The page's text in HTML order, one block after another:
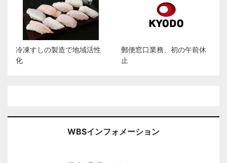
冷凍すしの製造で地域活性
化
郵便窓口業務、初の午前休
止
WBSインフォメーション